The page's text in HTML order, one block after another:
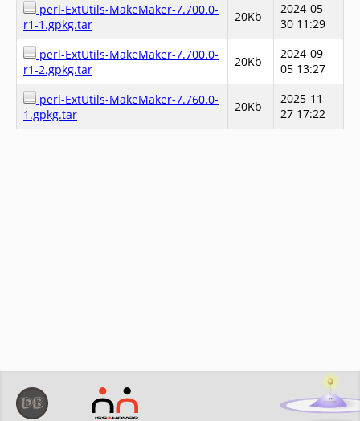
perl-ExtUtils-MakeMaker-7.700.0-
r1-1.gpkg.tar
20Kb
2024-05-
30 11:29
perl-ExtUtils-MakeMaker-7.700.0-
r1-2.gpkg.tar
20Kb
2024-09-
05 13:27
perl-ExtUtils-MakeMaker-7.760.0-
1.gpkg.tar
20Kb
2025-11-
27 17:22